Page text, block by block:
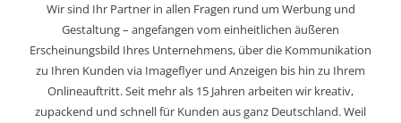
Wir sind Ihr Partner in allen Fragen rund um Werbung und
Gestaltung – angefangen vom einheitlichen äußeren
Erscheinungsbild Ihres Unternehmens, über die Kommunikation
zu Ihren Kunden via Imageflyer und Anzeigen bis hin zu Ihrem
Onlineauftritt. Seit mehr als 15 Jahren arbeiten wir kreativ,
zupackend und schnell für Kunden aus ganz Deutschland. Weil